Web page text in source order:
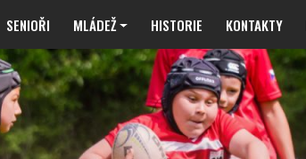
SENIOŘI MLÁDEŽ HISTORIE KONTAKTY